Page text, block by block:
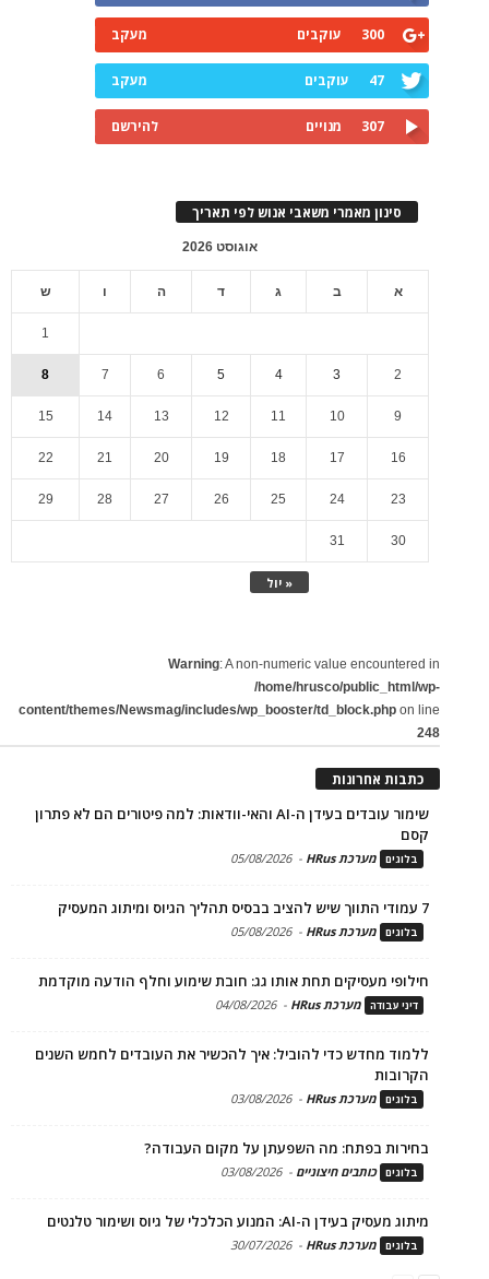
300 עוקבים מעקב
47 עוקבים מעקב
307 מנויים להירשם
סינון מאמרי משאבי אנוש לפי תאריך
אוגוסט 2026
א ב ג ד ה ו ש
« יול
1
2
3
4
5
6
7
8
9
10
11
12
13
14
15
16
17
18
19
20
21
22
23
24
25
26
27
28
29
30
31
Warning: A non-numeric value encountered in
/home/hrusco/public_html/wp-
content/themes/Newsmag/includes/wp_booster/td_block.php on line
248
כתבות אחרונות
שימור עובדים בעידן ה-AI והאי-וודאות: למה פיטורים הם לא פתרון
קסם
בלוגים מערכת HRus -
05/08/2026
7 עמודי התווך שיש להציב בבסיס תהליך הגיוס ומיתוג המעסיק
בלוגים מערכת HRus -
05/08/2026
חילופי מעסיקים תחת אותו גג: חובת שימוע וחלף הודעה מוקדמת
דיני עבודה מערכת HRus -
04/08/2026
ללמוד מחדש כדי להוביל: איך להכשיר את העובדים לחמש השנים
הקרובות
בלוגים מערכת HRus -
03/08/2026
בחירות בפתח: מה השפעתן על מקום העבודה?
בלוגים כותבים חיצוניים -
03/08/2026
מיתוג מעסיק בעידן ה-AI: המנוע הכלכלי של גיוס ושימור טלנטים
בלוגים מערכת HRus -
30/07/2026